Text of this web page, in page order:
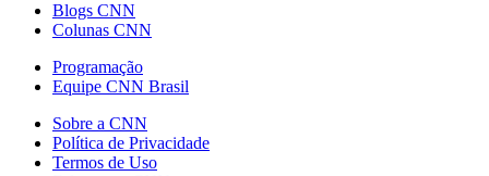
Blogs CNN
Colunas CNN
Programação
Equipe CNN Brasil
Sobre a CNN
Política de Privacidade
Termos de Uso